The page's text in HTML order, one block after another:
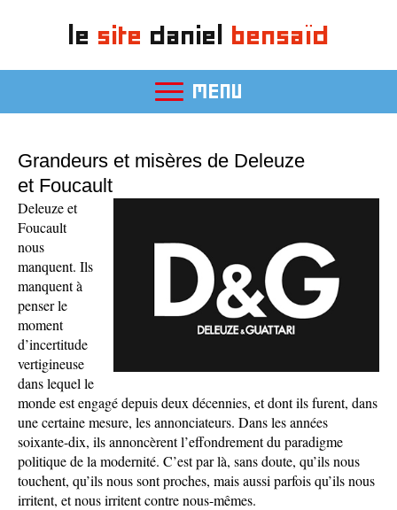
le site daniel bensaïd
MENU
Grandeurs et misères de Deleuze
et Foucault
Deleuze et
Foucault
nous
manquent. Ils
manquent à
penser le
moment
d’incertitude
vertigineuse
dans lequel le
monde est engagé depuis deux décennies, et dont ils furent, dans
une certaine mesure, les annonciateurs. Dans les années
soixante-dix, ils annoncèrent l’effondrement du paradigme
politique de la modernité. C’est par là, sans doute, qu’ils nous
touchent, qu’ils nous sont proches, mais aussi parfois qu’ils nous
irritent, et nous irritent contre nous-mêmes.